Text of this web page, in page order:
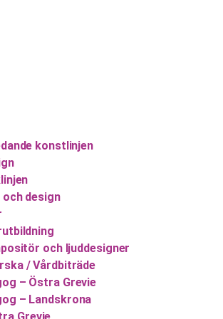
konstlinjen
design
och ljuddesigner
/ Vårdbiträde
– Östra Grevie
– Landskrona